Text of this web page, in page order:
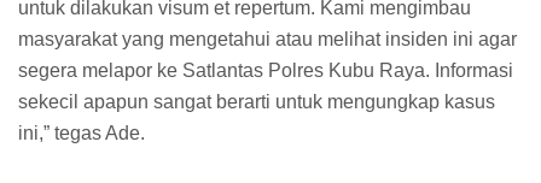
untuk dilakukan visum et repertum. Kami mengimbau
masyarakat yang mengetahui atau melihat insiden ini agar
segera melapor ke Satlantas Polres Kubu Raya. Informasi
sekecil apapun sangat berarti untuk mengungkap kasus
ini,” tegas Ade.